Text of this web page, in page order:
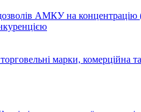
АМКУ на концентрацію
марки, комерційна